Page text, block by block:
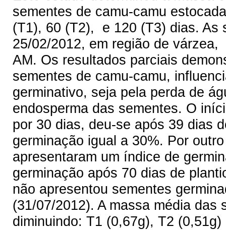
sementes de camu-camu
(T1), 60 (T2), e 120 (T3) dias. As
25/02/2012, em região de
AM. Os resultados parciais
sementes de camu-camu,
germinativo, seja pela perda de
endosperma das sementes. O
por 30 dias, deu-se após 39 dias
germinação igual a 30%. Por
apresentaram um índice de
germinação após 70 dias de
não apresentou sementes
(31/07/2012). A massa média
diminuindo: T1 (0,67g), T2